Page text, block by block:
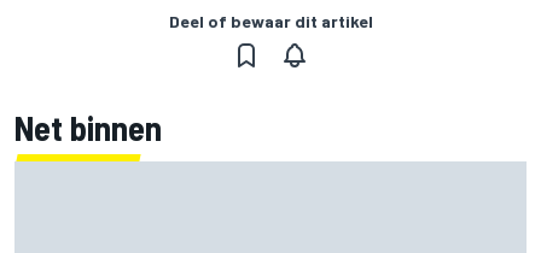
Deel of bewaar dit artikel
Net binnen